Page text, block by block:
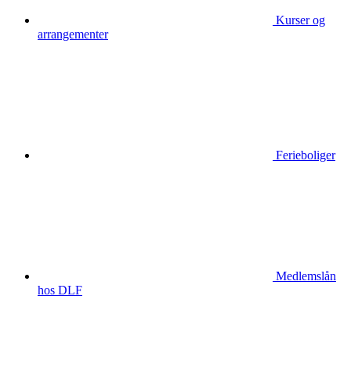
Kurser og
arrangementer
Ferieboliger
Medlemslån
hos DLF